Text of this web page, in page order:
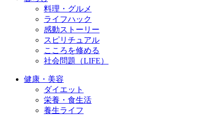
料理・グルメ
ライフハック
感動ストーリー
スピリチュアル
こころを修める
社会問題（LIFE）
健康・美容
ダイエット
栄養・食生活
養生ライフ